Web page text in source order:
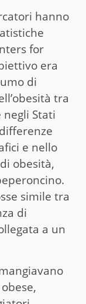
hanno
for
era
di
tra
Stati
e nello
obesità,
simile tra
di
a un